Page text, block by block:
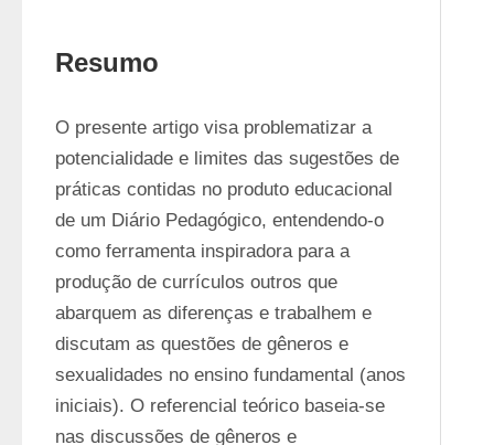
Resumo
O presente artigo visa problematizar a
potencialidade e limites das sugestões de
práticas contidas no produto educacional
de um Diário Pedagógico, entendendo-o
como ferramenta inspiradora para a
produção de currículos outros que
abarquem as diferenças e trabalhem e
discutam as questões de gêneros e
sexualidades no ensino fundamental (anos
iniciais). O referencial teórico baseia-se
nas discussões de gêneros e